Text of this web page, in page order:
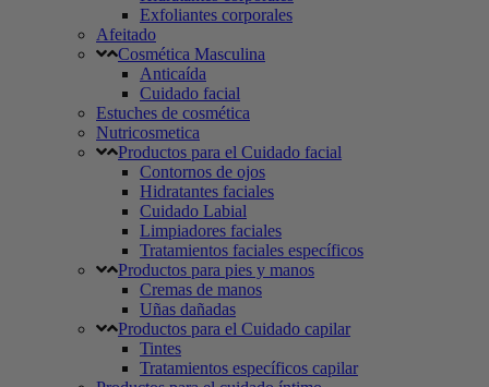
Exfoliantes corporales
Afeitado
Cosmética Masculina
Anticaída
Cuidado facial
Estuches de cosmética
Nutricosmetica
Productos para el Cuidado facial
Contornos de ojos
Hidratantes faciales
Cuidado Labial
Limpiadores faciales
Tratamientos faciales específicos
Productos para pies y manos
Cremas de manos
Uñas dañadas
Productos para el Cuidado capilar
Tintes
Tratamientos específicos capilar